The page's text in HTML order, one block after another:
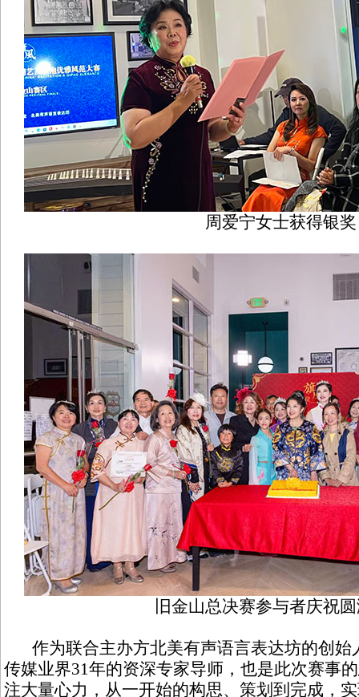
周爱宁女士获得银奖
旧金山总决赛参与者庆祝
作为联合主办方北美有声语言表达坊的创始
传媒业界31年的资深专家导师，也是此次赛事
注大量心力，从一开始的构思、策划到完成，